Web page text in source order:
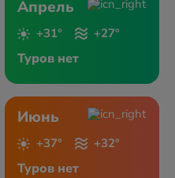
Апрель
+31° +27°
Туров нет
Июнь
+37° +32°
Туров нет